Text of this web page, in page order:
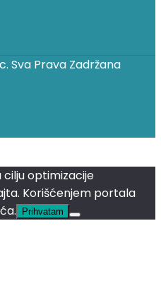
Sva Prava Zadržana
optimizacije
Korišćenjem portala
Prihvatam